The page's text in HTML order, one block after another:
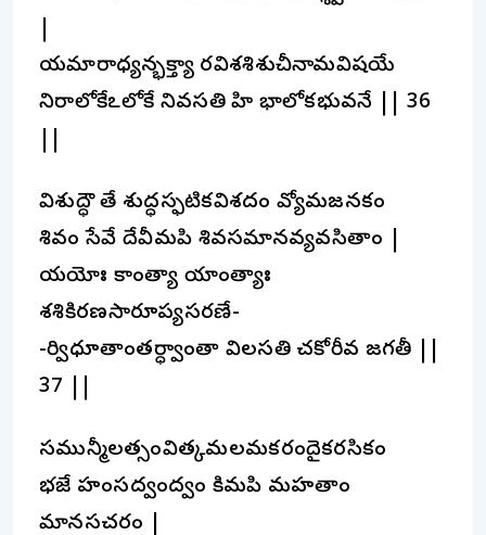
యమారాధ్యన్భక్త్యా రవిశశిశుచీనామవిషయే
నిరాలోకేఽలోకే నివసతి హి భాలోకభువనే || 36
విశుద్ధౌ తే శుద్ధస్ఫటికవిశదం వ్యోమజనకం
శివం సేవే దేవీమపి శివసమానవ్యవసితాం |
యయోః కాంత్యా యాంత్యాః
శశికిరణసారూప్యసరణే-
-ర్విధూతాంతర్ధ్వాంతా విలసతి చకోరీవ జగతీ ||
37 ||
సమున్మీలత్సంవిత్కమలమకరందైకరసికం
భజే హంసద్వంద్వం కిమపి మహతాం
మానసచరం |